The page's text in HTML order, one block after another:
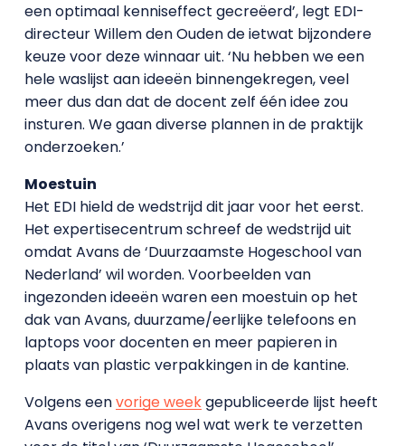
een optimaal kenniseffect gecreëerd’, legt EDI-
directeur Willem den Ouden de ietwat bijzondere
keuze voor deze winnaar uit. ‘Nu hebben we een
hele waslijst aan ideeën binnengekregen, veel
meer dus dan dat de docent zelf één idee zou
insturen. We gaan diverse plannen in de praktijk
onderzoeken.’
Moestuin
Het EDI hield de wedstrijd dit jaar voor het eerst.
Het expertisecentrum schreef de wedstrijd uit
omdat Avans de ‘Duurzaamste Hogeschool van
Nederland’ wil worden. Voorbeelden van
ingezonden ideeën waren een moestuin op het
dak van Avans, duurzame/eerlijke telefoons en
laptops voor docenten en meer papieren in
plaats van plastic verpakkingen in de kantine.
Volgens eenvorige weekgepubliceerde lijst heeft
Avans overigens nog wel wat werk te verzetten